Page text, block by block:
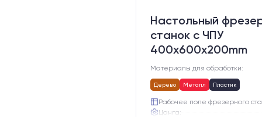
Настольный
станок с ЧПУ
400x600x200mm
Материалы для обработки:
Дерево Металл Пластик
Рабочее поле фрезерного
Цанга: